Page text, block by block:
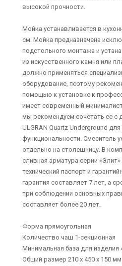
высокой прочности.
Мойка устанавливается в
см. Мойка предназначена
подстольного монтажа и
из искусственного камня или
должно применяться
оборудование, поэтому
помощью к установке к
имеет современный
мы рекомендуем сочетать ее с
ULGRAN Quartz Underground для
функциональности. Смеситель
отдельно на столешницу. В
сливная арматура серии
технический паспорт и
гарантия составляет 7 лет, а
при соблюдении основных
составляет более 20 лет.
Форма прямоугольная
Количество чаш 1-секционная
Минимальная база для изделия
Общий размер 210 х 450 х 150 мм